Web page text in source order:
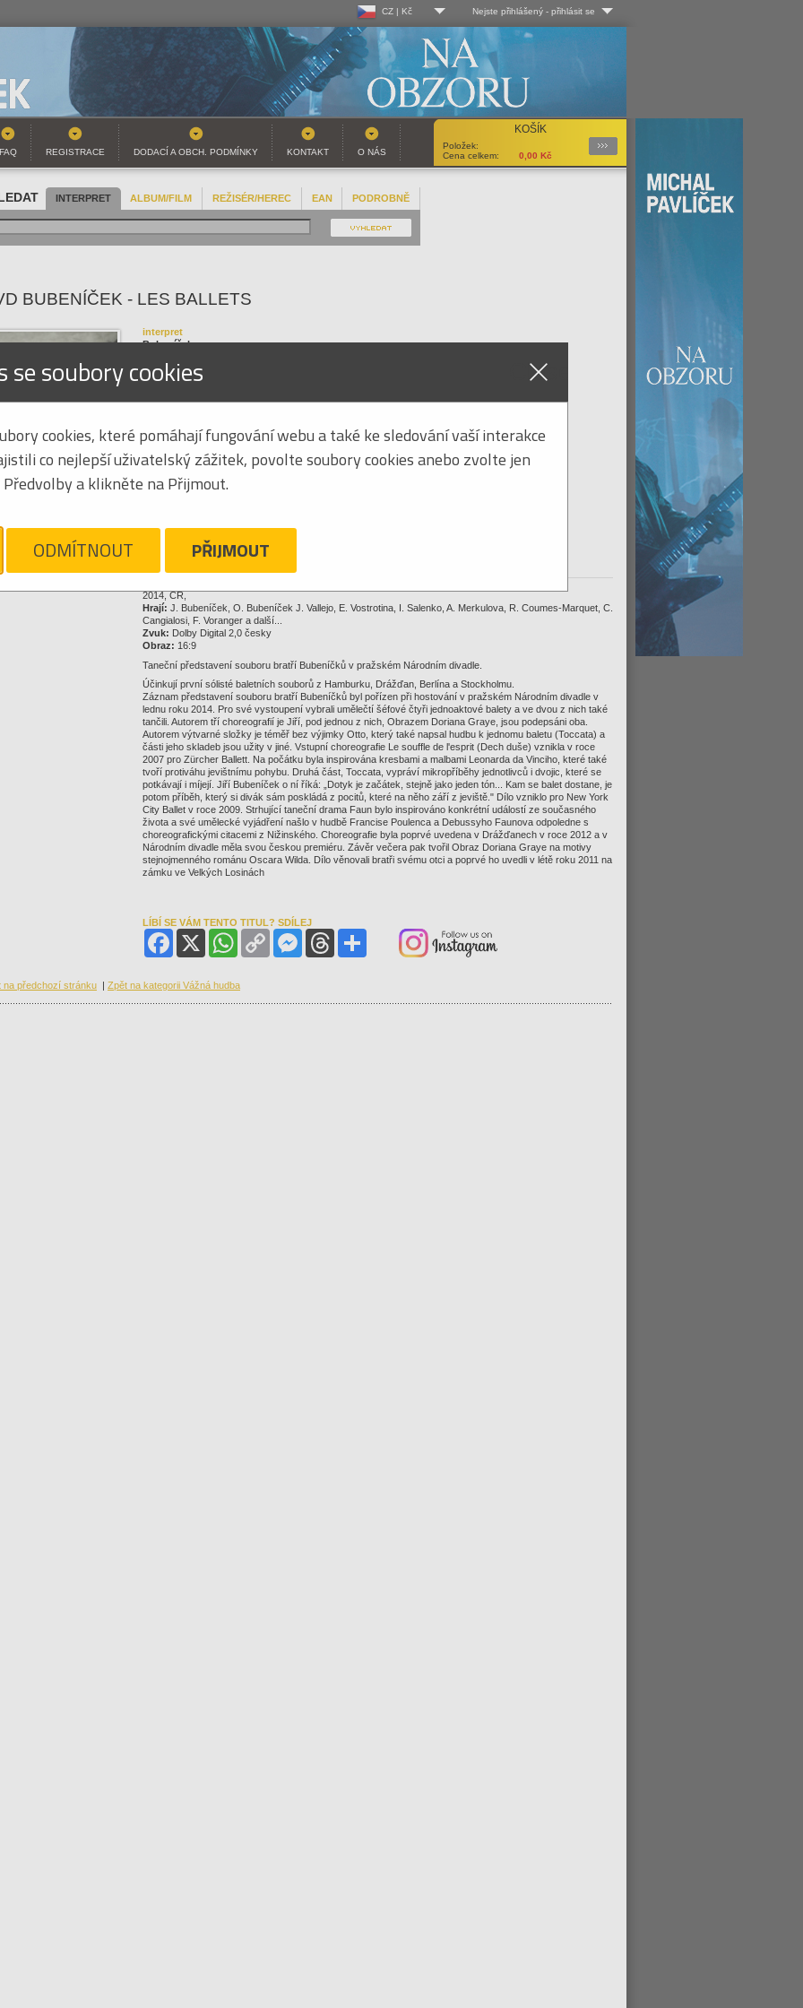
CZ | Kč
CZ | Kč
SK | EUR
Nejste přihlášený - přihlásit se
Log-in
Uživ. jméno:
Heslo:
Registrace
KOŠÍK
Položek:
Cena celkem:
0,00 Kč
Podrobnosti
FAQ REGISTRACE DODACÍ A OBCH. PODMÍNKY KONTAKT O NÁS
INTERPRET ALBUM/FILM REŽISÉR/HEREC EAN PODROBNĚ
BUBENÍČEK - LES BALLETS
interpret
Bubeníček
název
Les Ballets
EAN
99,00 Kč
2014, ČR,
Hrají: J. Bubeníček, O. Bubeníček J. Vallejo, E. Vostrotina, I. Salenko, A. Merkulova, R. Coumes-Marquet, C.
Cangialosi, F. Voranger a další...
Zvuk: Dolby Digital 2,0 česky
Obraz: 16:9
Taneční představení souboru bratří Bubeníčků v pražském Národním divadle.
Účinkují první sólisté baletních souborů z Hamburku, Drážďan, Berlína a Stockholmu.
Záznam představení souboru bratří Bubeníčků byl pořízen při hostování v pražském Národním divadle v
lednu roku 2014. Pro své vystoupení vybrali umělečtí šéfové čtyři jednoaktové balety a ve dvou z nich také
tančili. Autorem tří choreografií je Jiří, pod jednou z nich, Obrazem Doriana Graye, jsou podepsáni oba.
Autorem výtvarné složky je téměř bez výjimky Otto, který také napsal hudbu k jednomu baletu (Toccata) a
části jeho skladeb jsou užity v jiné. Vstupní choreografie Le souffle de l'esprit (Dech duše) vznikla v roce
2007 pro Zürcher Ballett. Na počátku byla inspirována kresbami a malbami Leonarda da Vinciho, které také
tvoří protiváhu jevištnímu pohybu. Druhá část, Toccata, vypráví mikropříběhy jednotlivců i dvojic, které se
potkávají i míjejí. Jiří Bubeníček o ní říká: „Dotyk je začátek, stejně jako jeden tón... Kam se balet dostane, je
potom příběh, který si divák sám poskládá z pocitů, které na něho září z jeviště." Dílo vzniklo pro New York
City Ballet v roce 2009. Strhující taneční drama Faun bylo inspirováno konkrétní událostí ze současného
života a své umělecké vyjádření našlo v hudbě Francise Poulenca a Debussyho Faunova odpoledne s
choreografickými citacemi z Nižinského. Choreografie byla poprvé uvedena v Drážďanech v roce 2012 a v
Národním divadle měla svou českou premiéru. Závěr večera pak tvořil Obraz Doriana Graye na motivy
stejnojmenného románu Oscara Wilda. Dílo věnovali bratři svému otci a poprvé ho uvedli v létě roku 2011 na
zámku ve Velkých Losinách
LÍBÍ SE VÁM TENTO TITUL? SDÍLEJ
Facebook
WhatsAppCopy
Link
MessengerThreads
na předchozí stránku | Zpět na kategorii Vážná hudba
se soubory cookies Close
cookies, které pomáhají fungování webu a také ke sledování vaší interakce
co nejlepší uživatelský zážitek, povolte soubory cookies anebo zvolte jen
a klikněte na Přijmout.
ODMÍTNOUT PŘIJMOUT